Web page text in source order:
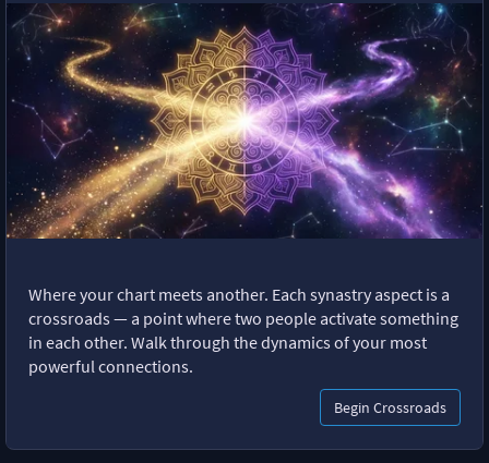
Where your chart meets another. Each synastry aspect is a
crossroads — a point where two people activate something
in each other. Walk through the dynamics of your most
powerful connections.
Begin Crossroads